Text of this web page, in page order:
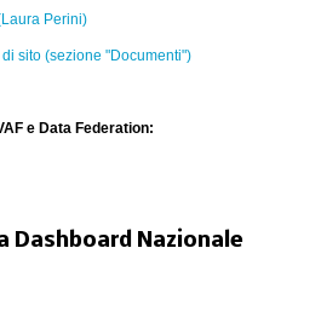
Perini)
sito (sezione "Documenti")
e Data Federation:
Dashboard Nazionale